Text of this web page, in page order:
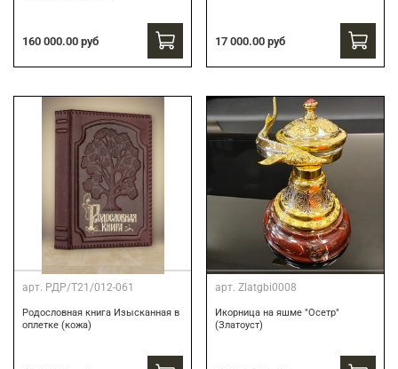
160 000.00 руб 17 000.00 руб
арт. РДР/Т21/012-061
Родословная книга Изысканная в
оплетке (кожа)
арт. Zlatgbi0008
Икорница на яшме "Осетр"
(Златоуст)